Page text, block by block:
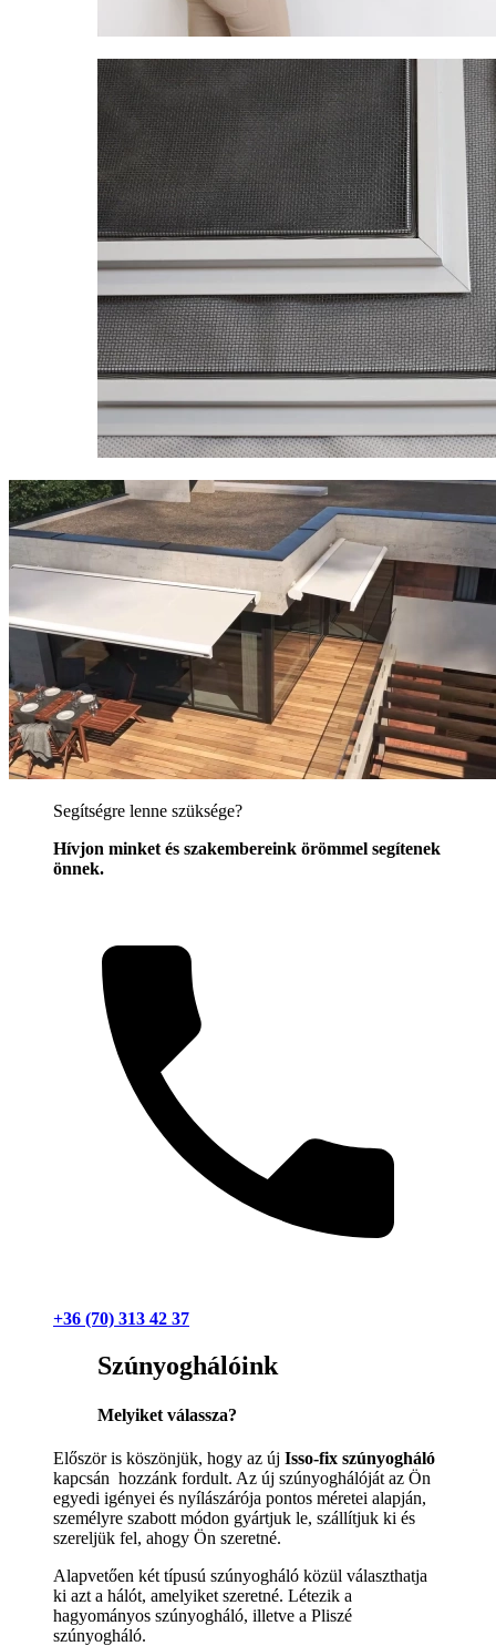
Segítségre lenne szüksége?
Hívjon minket és szakembereink örömmel segítenek
önnek.
+36 (70) 313 42 37
Szúnyoghálóink
Melyiket válassza?
Először is köszönjük, hogy az új Isso-fix szúnyogháló
kapcsán hozzánk fordult. Az új szúnyoghálóját az Ön
egyedi igényei és nyílászárója pontos méretei alapján,
személyre szabott módon gyártjuk le, szállítjuk ki és
szereljük fel, ahogy Ön szeretné.
Alapvetően két típusú szúnyogháló közül választhatja
ki azt a hálót, amelyiket szeretné. Létezik a
hagyományos szúnyogháló, illetve a Pliszé
szúnyogháló.